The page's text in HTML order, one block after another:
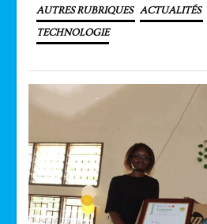
AUTRES RUBRIQUES ACTUALITÉS
TECHNOLOGIE